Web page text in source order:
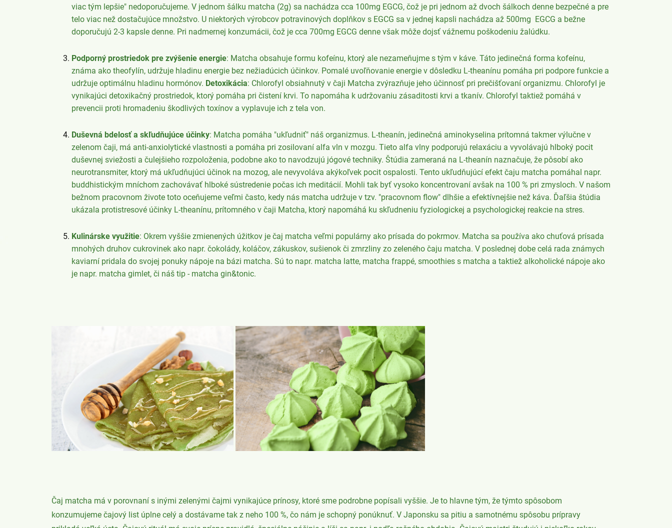
viac tým lepšie" nedoporučujeme. V jednom šálku matcha (2g) sa nachádza cca 100mg EGCG, čož je pri jednom až dvoch šálkoch denne bezpečné a pre
telo viac než dostačujúce množstvo. U niektorých výrobcov potravinových doplňkov s EGCG sa v jednej kapsli nachádza až 500mg EGCG a bežne
doporučujú 2-3 kapsle denne. Pri nadmernej konzumácii, čož je cca 700mg EGCG denne však môže dojsť vážnemu poškodeniu žalúdku.
Podporný prostriedok pre zvýšenie energie: Matcha obsahuje formu kofeínu, ktorý ale nezameňujme s tým v káve. Táto jedinečná forma kofeínu,
známa ako theofylín, udržuje hladinu energie bez nežiadúcich účinkov. Pomalé uvoľňovanie energie v dôsledku L-theanínu pomáha pri podpore funkcie a
udržuje optimálnu hladinu hormónov. Detoxikácia: Chlorofyl obsiahnutý v čaji Matcha zvýrazňuje jeho účinnosť pri prečišťovaní organizmu. Chlorofyl je
vynikajúci detoxikačný prostriedok, ktorý pomáha pri čistení krvi. To napomáha k udržovaniu zásaditosti krvi a tkanív. Chlorofyl taktiež pomáhá v
prevencii proti hromadeniu škodlivých toxínov a vyplavuje ich z tela von.
Duševná bdelosť a skľudňujúce účinky: Matcha pomáha "ukľudniť" náš organizmus. L-theanín, jedinečná aminokyselina prítomná takmer výlučne v
zelenom čaji, má anti-anxiolytické vlastnosti a pomáha pri zosilovaní alfa vln v mozgu. Tieto alfa vlny podporujú relaxáciu a vyvolávajú hlboký pocit
duševnej sviežosti a čulejšieho rozpoloženia, podobne ako to navodzujú jógové techniky. Štúdia zameraná na L-theanín naznačuje, že pôsobí ako
neurotransmiter, ktorý má ukľudňujúci účinok na mozog, ale nevyvoláva akýkoľvek pocit ospalosti. Tento ukľudňujúcí efekt čaju matcha pomáhal napr.
buddhistickým mníchom zachovávať hlboké sústredenie počas ich meditácií. Mohli tak byť vysoko koncentrovaní avšak na 100 % pri zmysloch. V našom
bežnom pracovnom živote toto oceňujeme veľmi často, kedy nás matcha udržuje v tzv. "pracovnom flow" dlhšie a efektívnejšie než káva. Ďaľšia štúdia
ukázala protistresové účinky L-theanínu, prítomného v čaji Matcha, ktorý napomáhá ku skľudneniu fyziologickej a psychologickej reakcie na stres.
Kulinárske využitie: Okrem vyššie zmienených úžitkov je čaj matcha veľmi populárny ako prísada do pokrmov. Matcha sa používa ako chuťová prísada
mnohých druhov cukrovinek ako napr. čokolády, koláčov, zákuskov, sušienok či zmrzliny zo zeleného čaju matcha. V poslednej dobe celá rada známych
kaviarní pridala do svojej ponuky nápoje na bázi matcha. Sú to napr. matcha latte, matcha frappé, smoothies s matcha a taktiež alkoholické nápoje ako
je napr. matcha gimlet, či náš tip - matcha gin&tonic.
Čaj matcha má v porovnaní s inými zelenými čajmi vynikajúce prínosy, ktoré sme podrobne popísali vyššie. Je to hlavne tým, že týmto spôsobom
konzumujeme čajový list úplne celý a dostávame tak z neho 100 %, čo nám je schopný ponúknuť. V Japonsku sa pitiu a samotnému spôsobu prípravy